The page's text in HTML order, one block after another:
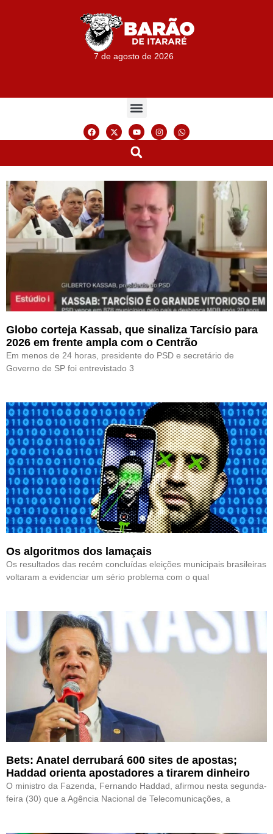
7 de agosto de 2026
Globo corteja Kassab, que sinaliza Tarcísio para
2026 em frente ampla com o Centrão
Em menos de 24 horas, presidente do PSD e secretário de
Governo de SP foi entrevistado 3
Os algoritmos dos lamaçais
Os resultados das recém concluídas eleições municipais brasileiras
voltaram a evidenciar um sério problema com o qual
Bets: Anatel derrubará 600 sites de apostas;
Haddad orienta apostadores a tirarem dinheiro
O ministro da Fazenda, Fernando Haddad, afirmou nesta segunda-
feira (30) que a Agência Nacional de Telecomunicações, a